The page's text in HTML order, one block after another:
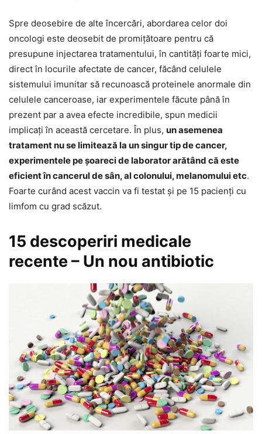
Spre deosebire de alte încercări, abordarea celor doi
oncologi este deosebit de promiţătoare pentru că
presupune injectarea tratamentului, în cantităţi foarte mici,
direct în locurile afectate de cancer, făcând celulele
sistemului imunitar să recunoască proteinele anormale din
celulele canceroase, iar experimentele făcute până în
prezent par a avea efecte incredibile, spun medicii
implicaţi în această cercetare. În plus, un asemenea
tratament nu se limitează la un singur tip de cancer,
experimentele pe şoareci de laborator arătând că este
eficient în cancerul de sân, al colonului, melanomului etc.
Foarte curând acest vaccin va fi testat şi pe 15 pacienţi cu
limfom cu grad scăzut.
15 descoperiri medicale
recente – Un nou antibiotic